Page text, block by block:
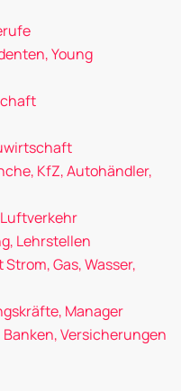
Young
KfZ, Autohändler,
Lehrstellen
Gas, Wasser,
Manager
Versicherungen